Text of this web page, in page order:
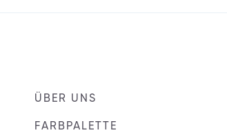
ÜBER UNS
FARBPALETTE